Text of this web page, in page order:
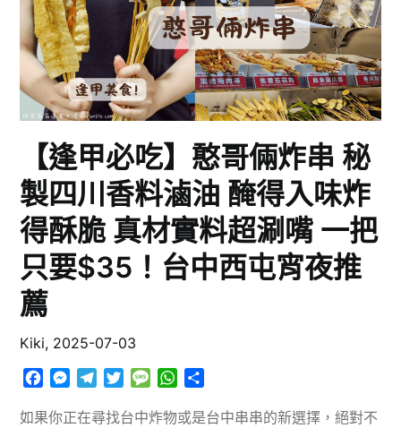
【逢甲必吃】憨哥倆炸串 秘
製四川香料滷油 醃得入味炸
得酥脆 真材實料超涮嘴 一把
只要$35！台中西屯宵夜推
薦
Kiki, 2025-07-03
Facebook
Messenger
TelegramTwitterMessageWhatsApp
如果你正在尋找台中炸物或是台中串串的新選擇，絕對不